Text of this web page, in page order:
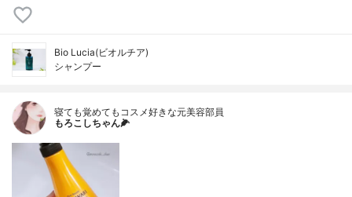
Bio Lucia(ビオルチア)
シャンプー
寝ても覚めてもコスメ好きな元美容部員
もろこしちゃん🌽